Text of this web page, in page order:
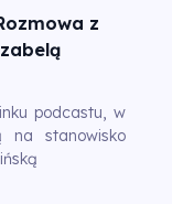
z
podcastu, w
na stanowisko